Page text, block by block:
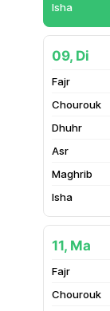
09, Di
11, Ma